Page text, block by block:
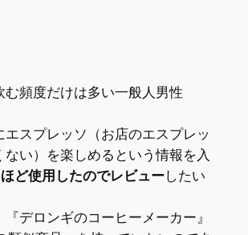
む頻度だけは多い一般人男性
エスプレッソ（お店のエスプレッ
ない）を楽しめるという情報を入
ど使用したのでレビューしたい
デロンギのコーヒーメーカー』